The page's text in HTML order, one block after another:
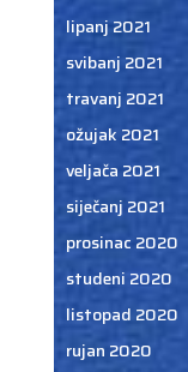
lipanj 2021
svibanj 2021
travanj 2021
ožujak 2021
veljača 2021
siječanj 2021
prosinac 2020
studeni 2020
listopad 2020
rujan 2020